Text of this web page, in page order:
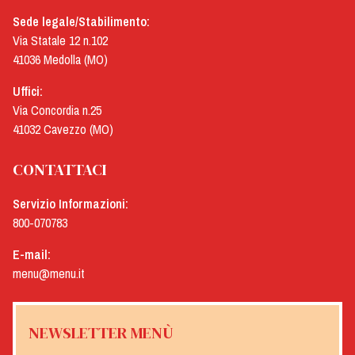
Sede legale/Stabilimento:
Via Statale 12 n.102
41036 Medolla (MO)
Uffici:
Via Concordia n.25
41032 Cavezzo (MO)
CONTATTACI
Servizio Informazioni:
800-070783
E-mail:
menu@menu.it
NEWSLETTER MENÙ